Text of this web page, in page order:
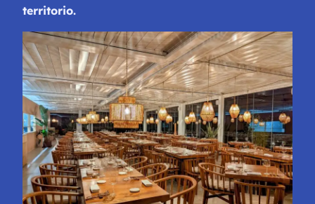
territorio.